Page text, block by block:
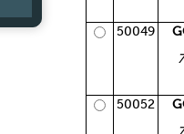
50049
50052